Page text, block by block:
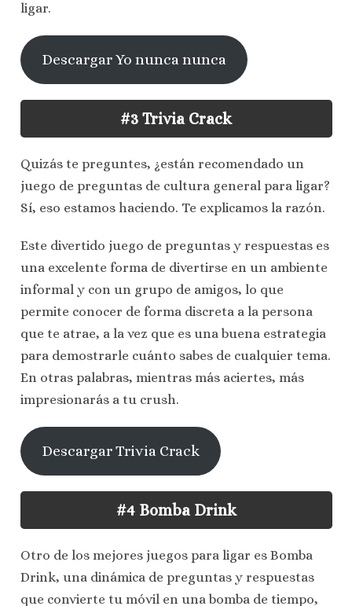
ligar.
Descargar Yo nunca nunca
#3 Trivia Crack
Quizás te preguntes, ¿están recomendado un
juego de preguntas de cultura general para ligar?
Sí, eso estamos haciendo. Te explicamos la razón.
Este divertido juego de preguntas y respuestas es
una excelente forma de divertirse en un ambiente
informal y con un grupo de amigos, lo que
permite conocer de forma discreta a la persona
que te atrae, a la vez que es una buena estrategia
para demostrarle cuánto sabes de cualquier tema.
En otras palabras, mientras más aciertes, más
impresionarás a tu crush.
Descargar Trivia Crack
#4 Bomba Drink
Otro de los mejores juegos para ligar es Bomba
Drink, una dinámica de preguntas y respuestas
que convierte tu móvil en una bomba de tiempo,